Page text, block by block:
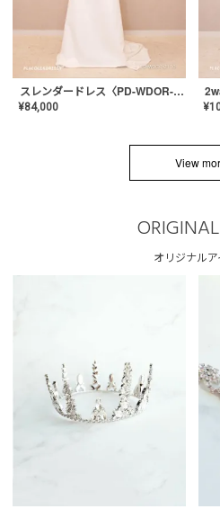
スレンダードレス〈PD-WDOR-2110〉
¥84,000 ¥
View
オリジナル